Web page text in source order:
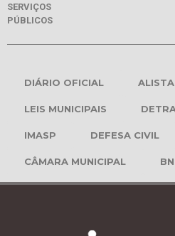
SERVIÇOS
PÚBLICOS
DIÁRIO OFICIAL
LEIS MUNICIPAIS
IMASP DEFESA CIVIL
CÂMARA MUNICIPAL